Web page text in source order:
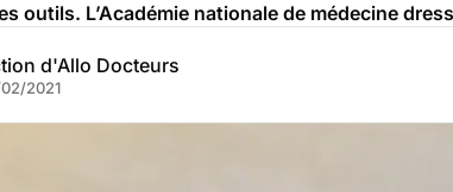
outils. L’Académie nationale de médecine
d'Allo Docteurs
2021